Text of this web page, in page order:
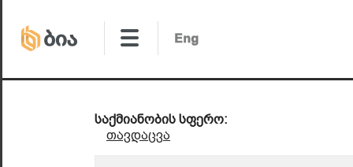
საქმიანობის სფერო:
თავდაცვა